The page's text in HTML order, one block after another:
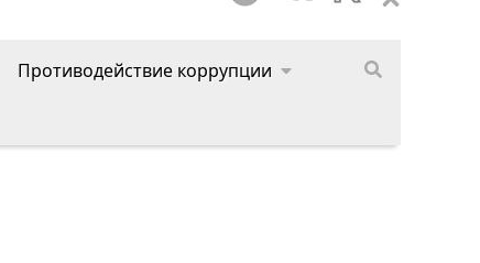
Противодействие коррупции